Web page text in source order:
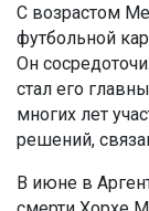
С возрастом
футбольной
Он
стал его
многих лет
решений,
В июне в